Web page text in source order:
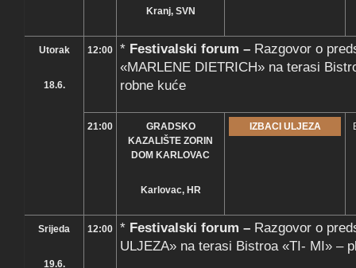
Kranj, SVN
Utorak
18.6.
12:00 * Festivalski forum – Razgovor o
«MARLENE DIETRICH» na terasi
robne kuće
21:00
GRADSKO
KAZALIŠTE ZORIN
DOM KARLOVAC
Karlovac, HR
IZBACI ULJEZA
Srijeda
19.6.
12:00 * Festivalski forum – Razgovor o
ULJEZA» na terasi Bistroa «TI- MI» –